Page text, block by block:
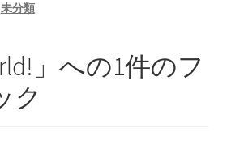
未分類
」への1件のフ
ク